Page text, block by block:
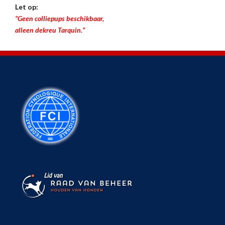
Let op:
“Geen colliepups beschikbaar,
alleen dekreu Tarquin.”